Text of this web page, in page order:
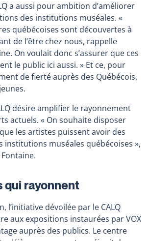
a aussi pour ambition d’améliorer
des institutions muséales. «
québécoises sont découvertes à
de l’être chez nous, rappelle
On voulait donc s’assurer que ces
le public ici aussi. » Et ce, pour
de fierté auprès des Québécois,
désire amplifier le rayonnement
actuels. « On souhaite disposer
les artistes puissent avoir des
institutions muséales québécoises »,
qui rayonnent
l’initiative dévoilée par le CALQ
aux expositions instaurées par VOX
auprès des publics. Le centre